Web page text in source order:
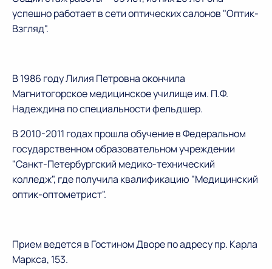
успешно работает в сети оптических салонов "Оптик-
Взгляд".
В 1986 году Лилия Петровна окончила
Магнитогорское медицинское училище им. П.Ф.
Надеждина по специальности фельдшер.
В 2010-2011 годах прошла обучение в Федеральном
государственном образовательном учреждении
"Санкт-Петербургский медико-технический
колледж", где получила квалификацию "Медицинский
оптик-оптометрист".
Прием ведется в Гостином Дворе по адресу пр. Карла
Маркса, 153.